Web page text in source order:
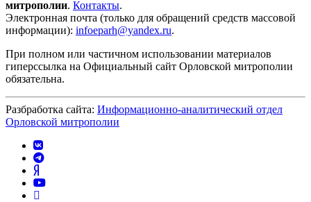
митрополии. Контакты.
Электронная почта (только для обращений средств массовой
информации): infoeparh@yandex.ru.
При полном или частичном использовании материалов
гиперссылка на Официальный сайт Орловской митрополии
обязательна.
Разбработка сайта: Информационно-аналитический отдел
Орловской митрополии